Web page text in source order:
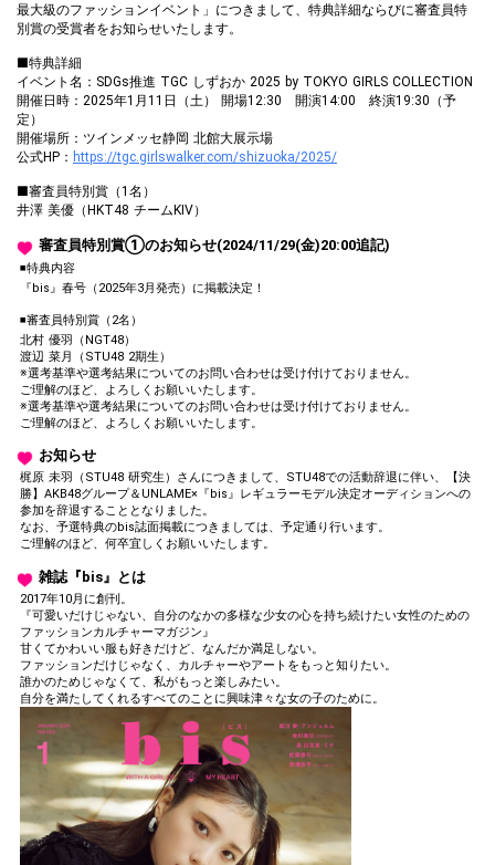
最大級のファッションイベント」につきまして、特典詳細ならびに審査員特
別賞の受賞者をお知らせいたします。
■特典詳細
イベント名：SDGs推進 TGC しずおか 2025 by TOKYO GIRLS COLLECTION
開催日時：2025年1月11日（土） 開場12:30 開演14:00 終演19:30（予
定）
開催場所：ツインメッセ静岡 北館大展示場
公式HP： https://tgc.girlswalker.com/shizuoka/2025/
■審査員特別賞（1名）
井澤 美優（HKT48 チームKIV）
審査員特別賞①のお知らせ(2024/11/29(金)20:00追記)
◾️特典内容
『bis』春号（2025年3月発売）に掲載決定！
◾️審査員特別賞（2名）
北村 優羽（NGT48）
渡辺 菜月（STU48 2期生）
※選考基準や選考結果についてのお問い合わせは受け付けておりません。
ご理解のほど、よろしくお願いいたします。
※選考基準や選考結果についてのお問い合わせは受け付けておりません。
ご理解のほど、よろしくお願いいたします。
お知らせ
梶原 未羽（STU48 研究生）さんにつきまして、STU48での活動辞退に伴い、【決
勝】AKB48グループ＆UNLAME×『bis』レギュラーモデル決定オーディションへの
参加を辞退することとなりました。
なお、予選特典のbis誌面掲載につきましては、予定通り行います。
ご理解のほど、何卒宜しくお願いいたします。
雑誌『bis』とは
2017年10月に創刊。
『可愛いだけじゃない、自分のなかの多様な少女の心を持ち続けたい女性のための
ファッションカルチャーマガジン』
甘くてかわいい服も好きだけど、なんだか満足しない。
ファッションだけじゃなく、カルチャーやアートをもっと知りたい。
誰かのためじゃなくて、私がもっと楽しみたい。
自分を満たしてくれるすべてのことに興味津々な女の子のために。